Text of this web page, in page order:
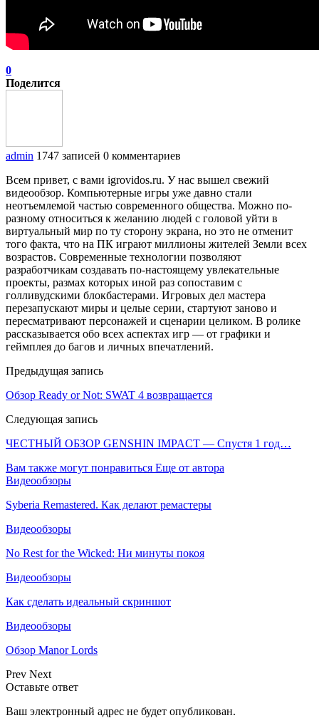
0
Поделится
admin 1747 записей 0 комментариев
Всем привет, с вами igrovidos.ru. У нас вышел свежий
видеообзор. Компьютерные игры уже давно стали
неотъемлемой частью современного общества. Можно по-
разному относиться к желанию людей с головой уйти в
виртуальный мир по ту сторону экрана, но это не отменит
того факта, что на ПК играют миллионы жителей Земли всех
возрастов. Современные технологии позволяют
разработчикам создавать по-настоящему увлекательные
проекты, размах которых иной раз сопоставим с
голливудскими блокбастерами. Игровых дел мастера
перезапускают миры и целые серии, стартуют заново и
пересматривают персонажей и сценарии целиком. В ролике
рассказывается обо всех аспектах игр — от графики и
геймплея до багов и личных впечатлений.
Предыдущая запись
Обзор Ready or Not: SWAT 4 возвращается
Следующая запись
ЧЕСТНЫЙ ОБЗОР GENSHIN IMPACT — Спустя 1 год…
Вам также могут понравиться Еще от автора
Видеообзоры
Syberia Remastered. Как делают ремастеры
Видеообзоры
No Rest for the Wicked: Ни минуты покоя
Видеообзоры
Как сделать идеальный скриншот
Видеообзоры
Обзор Manor Lords
Prev Next
Оставьте ответ
Ваш электронный адрес не будет опубликован.